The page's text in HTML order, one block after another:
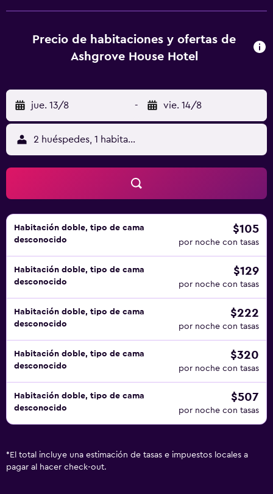
Galería Nacional Escocesa de Arte Moderno y el estadio
de Murrayfield se encuentran a 1 km. El Ashgrove House
tienen muebles tradicionales, TV, teléfono, secador de
pelo, y set de té y café. Cada mañana se sirve un desayuno
escocés completo.
Precio de habitaciones y ofertas de
Ashgrove House Hotel
jue. 13/8 - vie. 14/8
2 huéspedes, 1 habitación
Habitación doble, tipo de cama
desconocido
$105
por noche con tasas
Habitación doble, tipo de cama
desconocido
$129
por noche con tasas
Habitación doble, tipo de cama
desconocido
$222
por noche con tasas
Habitación doble, tipo de cama
desconocido
$320
por noche con tasas
Habitación doble, tipo de cama
desconocido
$507
por noche con tasas
* El total incluye una estimación de tasas e impuestos locales a
pagar al hacer check-out.